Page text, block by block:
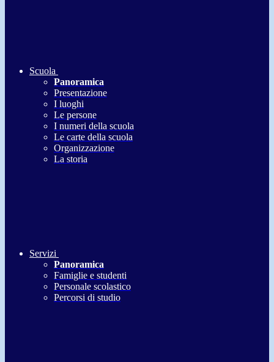
Scuola
Panoramica
Presentazione
I luoghi
Le persone
I numeri della scuola
Le carte della scuola
Organizzazione
La storia
Servizi
Panoramica
Famiglie e studenti
Personale scolastico
Percorsi di studio